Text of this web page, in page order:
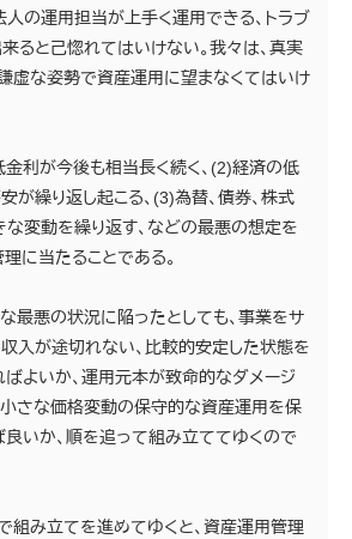
の運用担当が上手く運用できる、トラブ
ると己惚れてはいけない。我々は、真実
虚な姿勢で資産運用に望まなくてはいけ
利が今後も相当長く続く、(2)経済の低
が繰り返し起こる、(3)為替、債券、株式
変動を繰り返す、などの最悪の想定を
に当たることである。
な最悪の状況に陥ったとしても、事業をサ
入が途切れない、比較的安定した状態を
よいか、運用元本が致命的なダメージ
小さな価格変動の保守的な資産運用を保
いか、順を追って組み立ててゆくので
組み立てを進めてゆくと、資産運用管理